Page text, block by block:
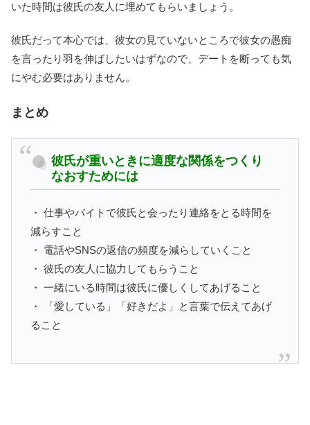
いた時間は彼氏の友人に埋めてもらいましょう。
彼氏だって本心では、彼女の見ていないところで彼女の愚痴
を言ったり羽を伸ばしたいはずなので、デートを断っても気
にやむ必要はありません。
まとめ
彼氏が重いときに適度な関係をつくり
なおすためには
・ 仕事やバイトで彼氏と会ったり連絡をとる時間を
減らすこと
・ 電話やSNSの返信の頻度を減らしていくこと
・ 彼氏の友人に協力してもらうこと
・ 一緒にいる時間は彼氏に優しくしてあげること
・ 「愛している」「好きだよ」と言葉で伝えてあげ
ること